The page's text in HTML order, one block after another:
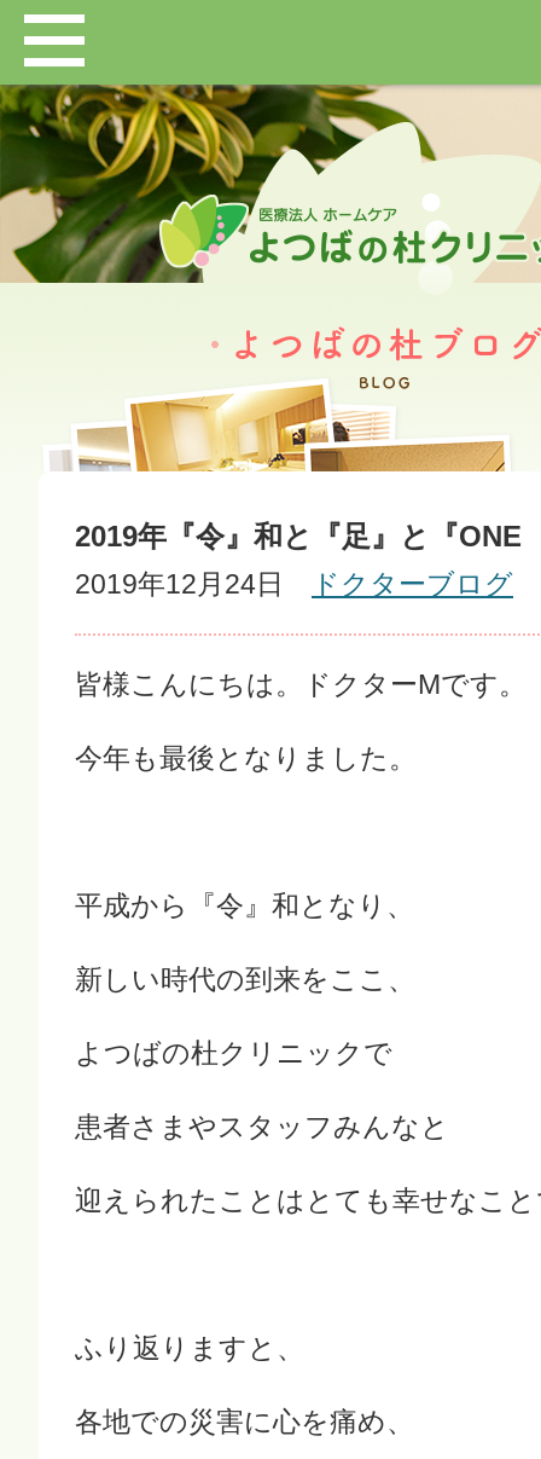
2019年『令』和と『足』と『
2019年12月24日 ドクターブログ
皆様こんにちは。ドクターMです。
今年も最後となりました。
平成から『令』和となり、
新しい時代の到来をここ、
よつばの杜クリニックで
患者さまやスタッフみんなと
迎えられたことはとても幸せなこ
ふり返りますと、
各地での災害に心を痛め、